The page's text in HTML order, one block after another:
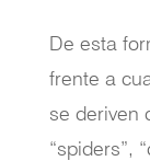
De esta
frente a
se deriven
“spiders”,